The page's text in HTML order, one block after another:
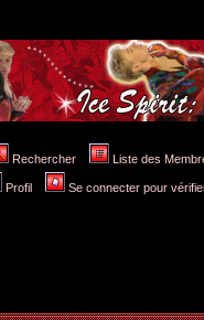
Rechercher Liste des
Profil Se connecter pour